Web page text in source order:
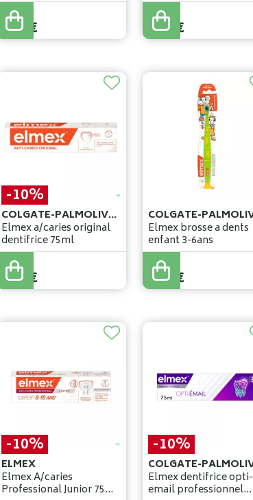
4,99€
4,49 €
5,26€
4,73 €
-10%
COLGATE-PALMOLIVE BELGIUM
Elmex a/caries original
dentifrice 75ml
6,29€
5,66 €
Elmex brosse a dents
enfant 3-6ans
5,79 €
-10%
ELMEX
Elmex A/caries
Professional Junior 75ml
-10%
Elmex dentifrice opti-
email professionnel